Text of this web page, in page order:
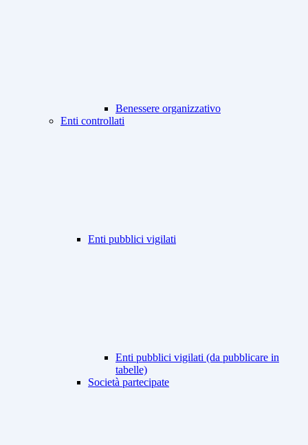
Benessere organizzativo
Enti controllati
Enti pubblici vigilati
Enti pubblici vigilati (da pubblicare in
tabelle)
Società partecipate